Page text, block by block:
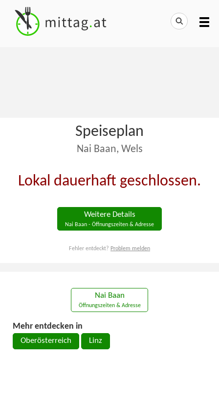
Speiseplan
Nai Baan, Wels
Lokal dauerhaft geschlossen.
Weitere Details
Nai Baan - Öffnungszeiten & Adresse
Fehler entdeckt? Problem melden
Nai Baan
Öffnungszeiten & Adresse
Mehr entdecken in
Oberösterreich Linz